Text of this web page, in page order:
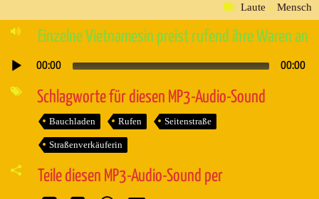
Laute » Mensch
Einzelne Vietnamesin preist rufend ihre Waren an
Audio-
00:00 00:00
Schlagworte für diesen MP3-Audio-Sound
Bauchladen Rufen Seitenstraße
Straßenverkäuferin
Teile diesen MP3-Audio-Sound per